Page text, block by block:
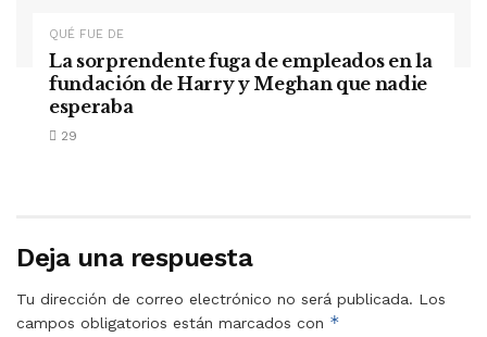
QUÉ FUE DE
La sorprendente fuga de empleados en la
fundación de Harry y Meghan que nadie
esperaba
29
Deja una respuesta
Tu dirección de correo electrónico no será publicada. Los
campos obligatorios están marcados con *